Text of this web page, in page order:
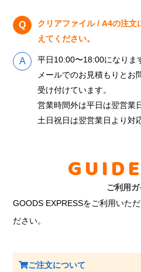
クリアファイル / A4の注文
えてください。
平日10:00〜18:00になりま
メールでのお見積もりとお
受け付けています。
営業時間外は平日は翌営業
土日祝日は翌営業日より対
ご利用ガ
GOODS EXPRESSをご利用いた
ださい。
ご注文について